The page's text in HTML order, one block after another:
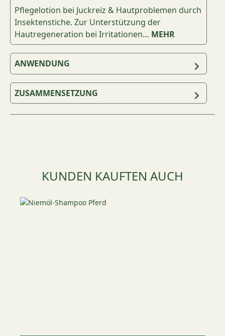
Pflegelotion bei Juckreiz & Hautproblemen durch
Insektenstiche. Zur Unterstützung der
Hautregeneration bei Irritationen… MEHR
ANWENDUNG
ZUSAMMENSETZUNG
Produktgalerie überspringen
KUNDEN KAUFTEN AUCH